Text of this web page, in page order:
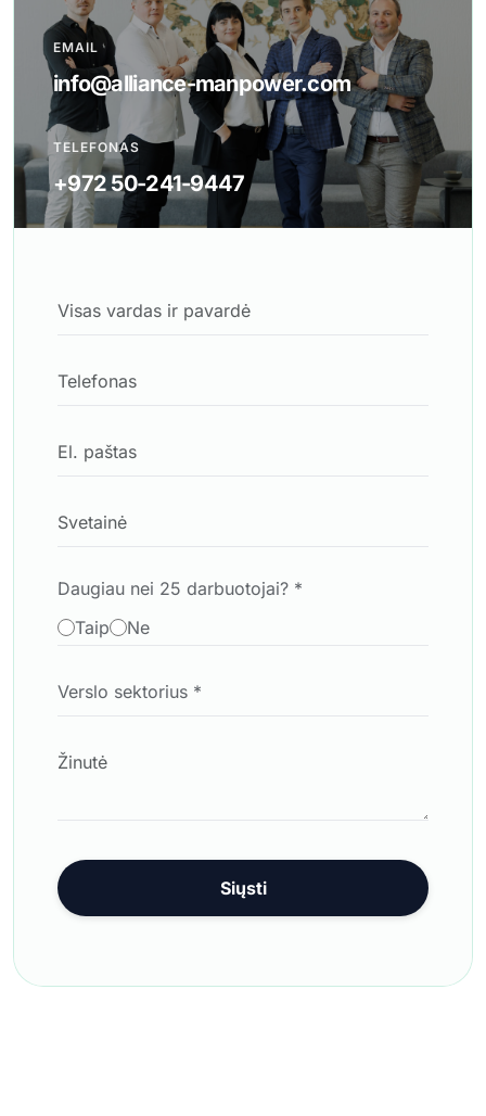
EMAIL
info@alliance-manpower.com
TELEFONAS
+972 50-241-9447
Daugiau nei 25 darbuotojai? *
Taip
Ne
Siųsti